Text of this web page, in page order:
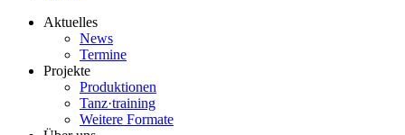
Aktuelles
News
Termine
Projekte
Produktionen
Tanz·training
Weitere Formate